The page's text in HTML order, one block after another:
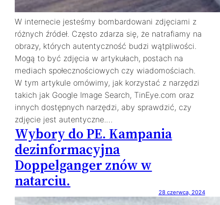
W internecie jesteśmy bombardowani zdjęciami z
różnych źródeł. Często zdarza się, że natrafiamy na
obrazy, których autentyczność budzi wątpliwości.
Mogą to być zdjęcia w artykułach, postach na
mediach społecznościowych czy wiadomościach.
W tym artykule omówimy, jak korzystać z narzędzi
takich jak Google Image Search, TinEye.com oraz
innych dostępnych narzędzi, aby sprawdzić, czy
zdjęcie jest autentyczne.…
Wybory do PE. Kampania
dezinformacyjna
Doppelganger znów w
natarciu.
28 czerwca, 2024